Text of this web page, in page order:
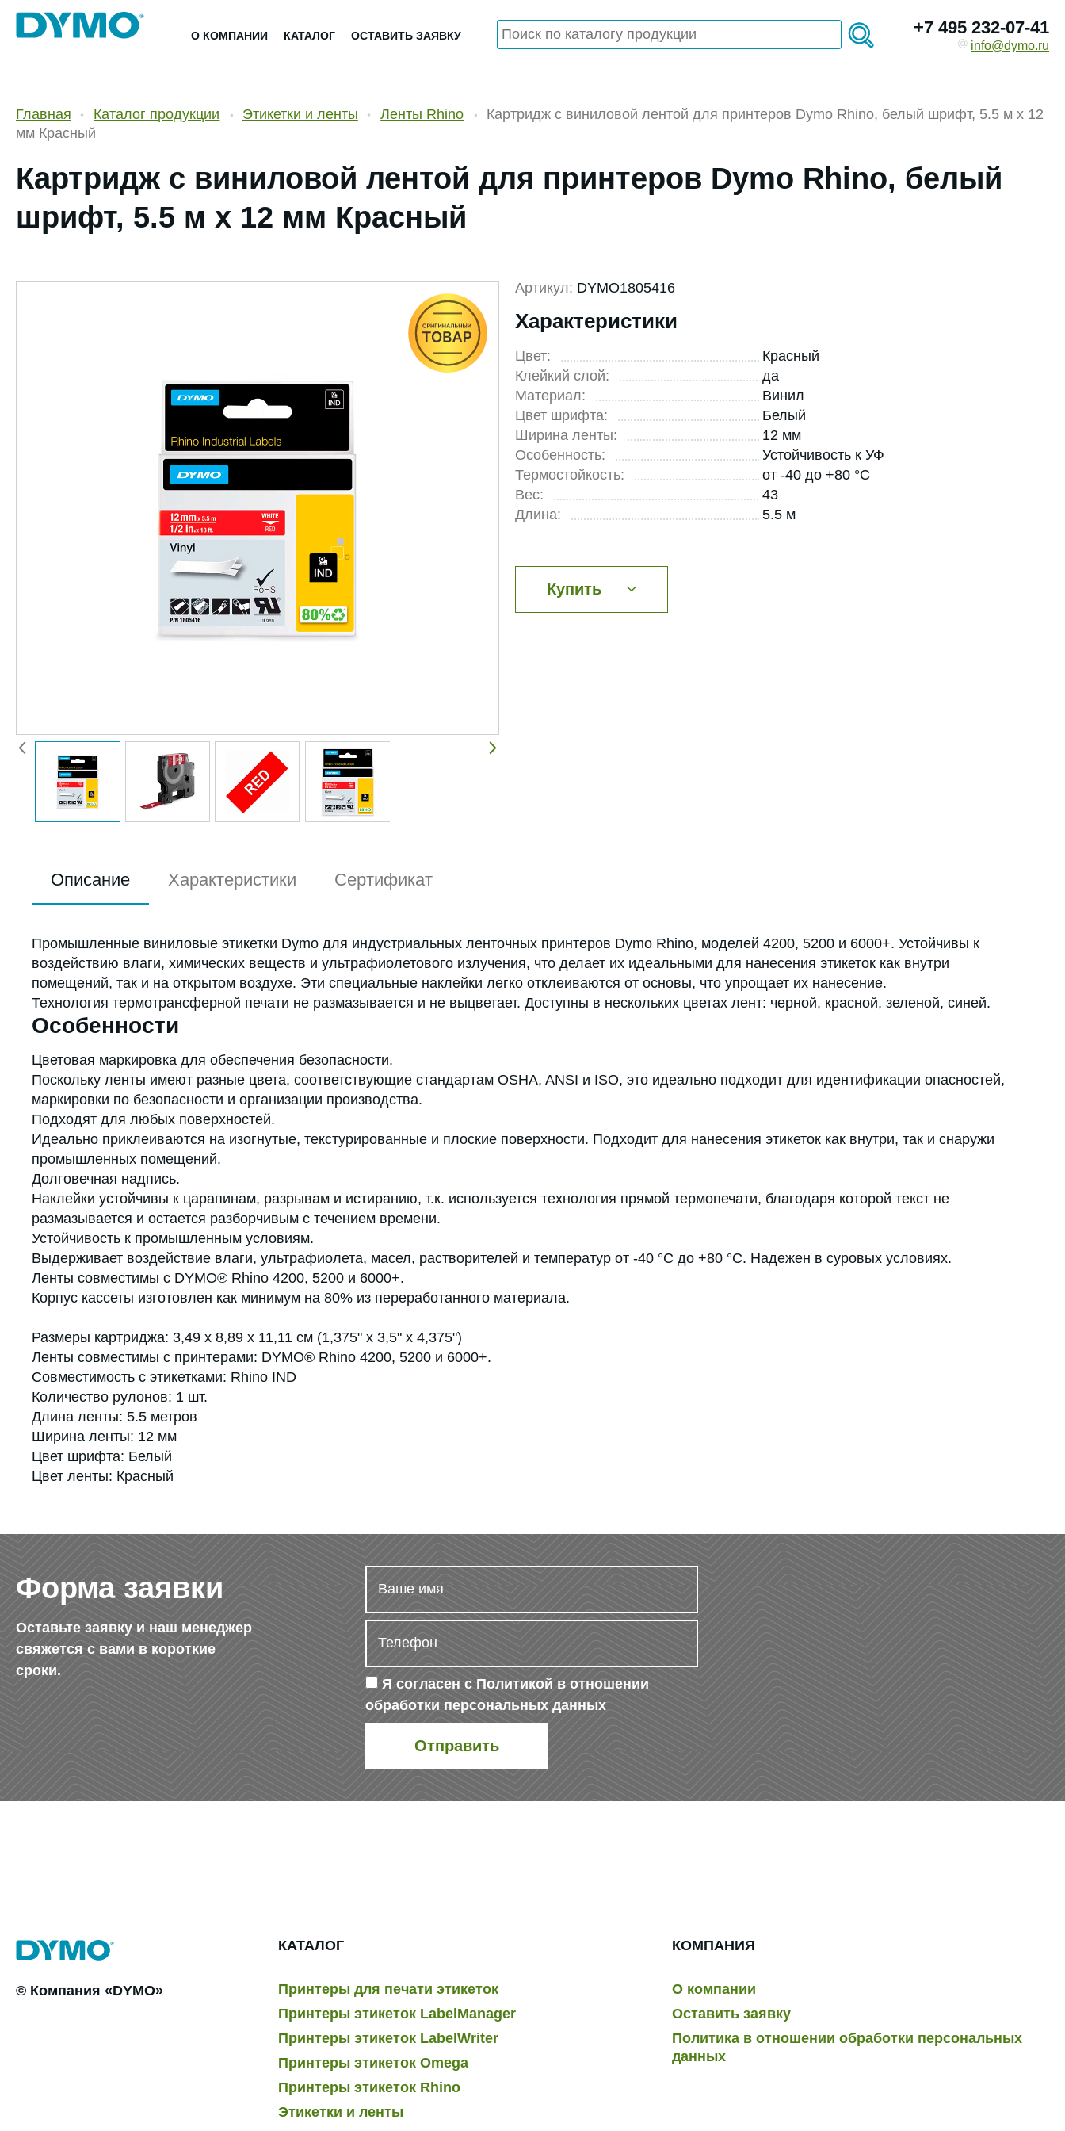
О КОМПАНИИ КАТАЛОГ ОСТАВИТЬ ЗАЯВКУ +7 495 232-07-41
info@dymo.ru
Главная Каталог продукции Этикетки и ленты Ленты Rhino
Картридж с виниловой лентой для принтеров Dymo Rhino, белый шрифт, 5.5 м х 12
мм Красный
Картридж с виниловой лентой для принтеров Dymo Rhino, белый
шрифт, 5.5 м х 12 мм Красный
Артикул: DYMO1805416
Характеристики
Цвет:
Красный
Клейкий слой:
да
Материал:
Винил
Цвет шрифта:
Белый
Ширина ленты:
12 мм
Особенность:
Устойчивость к УФ
Термостойкость:
от -40 до +80 °C
Вес:
43
Длина:
5.5 м
Купить
Описание Характеристики Сертификат
Промышленные виниловые этикетки Dymo для индустриальных ленточных принтеров Dymo Rhino, моделей 4200, 5200 и 6000+. Устойчивы к
воздействию влаги, химических веществ и ультрафиолетового излучения, что делает их идеальными для нанесения этикеток как внутри
помещений, так и на открытом воздухе. Эти специальные наклейки легко отклеиваются от основы, что упрощает их нанесение.
Технология термотрансферной печати не размазывается и не выцветает. Доступны в нескольких цветах лент: черной, красной, зеленой, синей.
Особенности
Цветовая маркировка для обеспечения безопасности.
Поскольку ленты имеют разные цвета, соответствующие стандартам OSHA, ANSI и ISO, это идеально подходит для идентификации опасностей,
маркировки по безопасности и организации производства.
Подходят для любых поверхностей.
Идеально приклеиваются на изогнутые, текстурированные и плоские поверхности. Подходит для нанесения этикеток как внутри, так и снаружи
промышленных помещений.
Долговечная надпись.
Наклейки устойчивы к царапинам, разрывам и истиранию, т.к. используется технология прямой термопечати, благодаря которой текст не
размазывается и остается разборчивым с течением времени.
Устойчивость к промышленным условиям.
Выдерживает воздействие влаги, ультрафиолета, масел, растворителей и температур от -40 °C до +80 °C. Надежен в суровых условиях.
Ленты совместимы с DYMO® Rhino 4200, 5200 и 6000+.
Корпус кассеты изготовлен как минимум на 80% из переработанного материала.
Размеры картриджа: 3,49 х 8,89 х 11,11 см (1,375" x 3,5" x 4,375")
Ленты совместимы с принтерами: DYMO® Rhino 4200, 5200 и 6000+.
Совместимость с этикетками: Rhino IND
Количество рулонов: 1 шт.
Длина ленты: 5.5 метров
Ширина ленты: 12 мм
Цвет шрифта: Белый
Цвет ленты: Красный
Форма заявки
Оставьте заявку и наш менеджер
свяжется с вами в короткие
сроки.
Я согласен с Политикой в отношении
обработки персональных данных
© Компания «DYMO»
КАТАЛОГ
Принтеры для печати этикеток
Принтеры этикеток LabelManager
Принтеры этикеток LabelWriter
Принтеры этикеток Omega
Принтеры этикеток Rhino
Этикетки и ленты
КОМПАНИЯ
О компании
Оставить заявку
Политика в отношении обработки персональных
данных